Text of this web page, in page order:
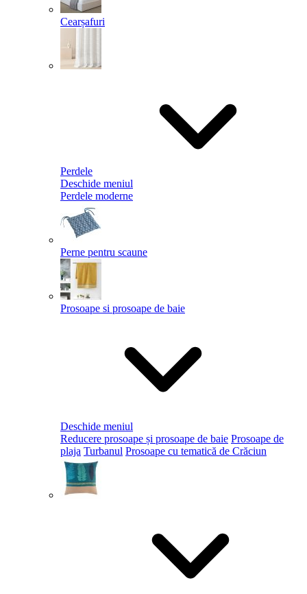
Cearșafuri
Perdele
Deschide meniul
Perdele moderne
Perne pentru scaune
Prosoape si prosoape de baie
Deschide meniul
Reducere prosoape și prosoape de baie Prosoape de
plaja Turbanul Prosoape cu tematică de Crăciun